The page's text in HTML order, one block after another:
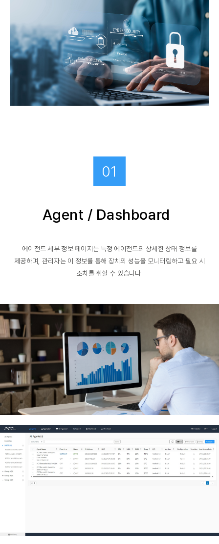
01
Agent / Dashboard
에이전트 세부 정보 페이지는 특정 에이전트의 상세한 상태 정보를
제공하며, 관리자는 이 정보를 통해 장치의 성능을 모니터링하고 필요 시
조치를 취할 수 있습니다.